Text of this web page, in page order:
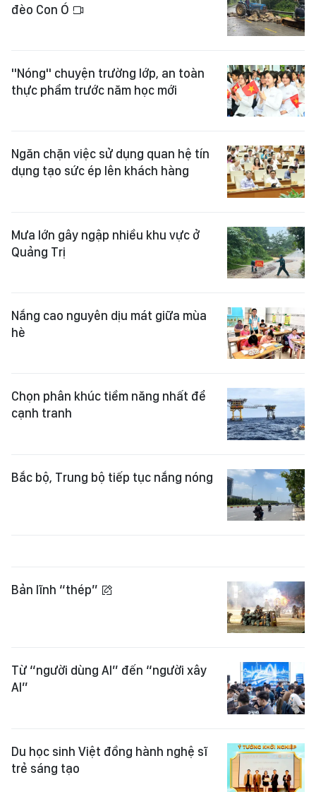
đèo Con Ó
"Nóng" chuyện trường lớp, an toàn
thực phẩm trước năm học mới
Ngăn chặn việc sử dụng quan hệ tín
dụng tạo sức ép lên khách hàng
Mưa lớn gây ngập nhiều khu vực ở
Quảng Trị
Nắng cao nguyên dịu mát giữa mùa
hè
Chọn phân khúc tiềm năng nhất để
cạnh tranh
Bắc bộ, Trung bộ tiếp tục nắng nóng
Bản lĩnh “thép”
Từ “người dùng AI” đến “người xây
AI”
Du học sinh Việt đồng hành nghệ sĩ
trẻ sáng tạo